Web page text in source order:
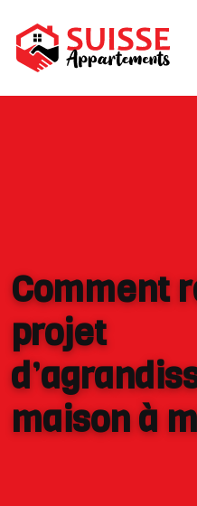
Comment
projet
maison à